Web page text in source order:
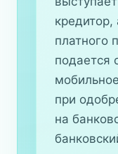
кредитор,
платного
подается
при
на